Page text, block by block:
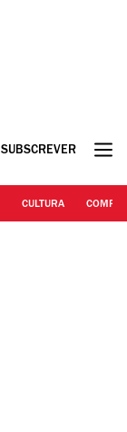
SUBSCREVER
CULTURA